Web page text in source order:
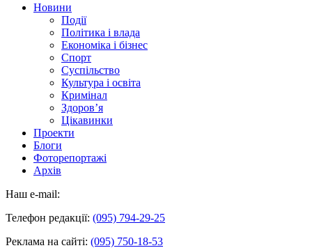
Новини
Події
Політика і влада
Економіка і бізнес
Спорт
Суспільство
Культура і освіта
Кримінал
Здоров’я
Цікавинки
Проекти
Блоги
Фоторепортажі
Архів
Наш e-mail:
Телефон редакції: (095) 794-29-25
Реклама на сайті: (095) 750-18-53